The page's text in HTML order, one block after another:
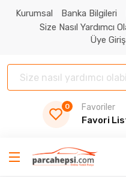
Kurumsal Banka Bilgileri
Size Nasıl Yardımcı
Üye
0 Favoriler
Favori